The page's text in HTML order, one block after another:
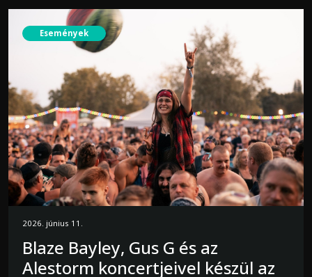
Események
2026. június 11.
Blaze Bayley, Gus G és az
Alestorm koncertjeivel készül az